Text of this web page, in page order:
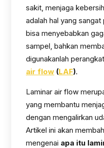
sakit, menjaga
adalah hal yang
bisa menyebabkan
sampel, bahkan
digunakanlah
air flow (LAF).
Laminar air flow
yang membantu
dengan mengalirkan
Artikel ini akan
mengenai apa itu